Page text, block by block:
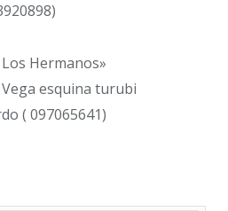
Hermanos»
esquina turubi
( 097065641)